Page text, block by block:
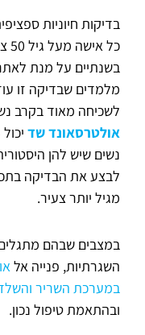
בדיקות חיוניות
בשנתיים על מנת
מלמדים שבדיקה זו
לשכיחה מאוד בקרב
אולטרסאונד שד
נשים שיש להן
לבצע את הבדיקה
מגיל יותר צעיר.
במצבים שבהם
השגרתיות, פנייה אל
במערכת השריר
ובהתאמת טיפול נכון.